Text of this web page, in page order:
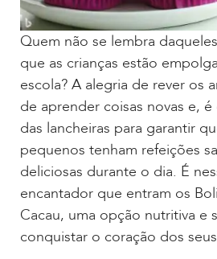
Quem não se lembra
que as crianças estão
escola? A alegria de rever os
de aprender coisas novas e,
das lancheiras para garantir
pequenos tenham refeições
deliciosas durante o dia. É
encantador que entram os
Cacau, uma opção nutritiva e
conquistar o coração dos